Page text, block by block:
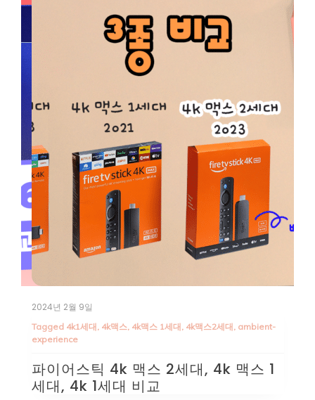
2024년 2월 9일
Tagged 4k1세대, 4k맥스, 4k맥스 1세대, 4k맥스2세대, ambient-
experience
파이어스틱 4k 맥스 2세대, 4k 맥스 1
세대, 4k 1세대 비교